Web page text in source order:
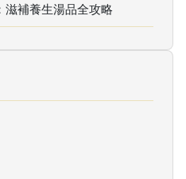
滋補養生湯品全攻略